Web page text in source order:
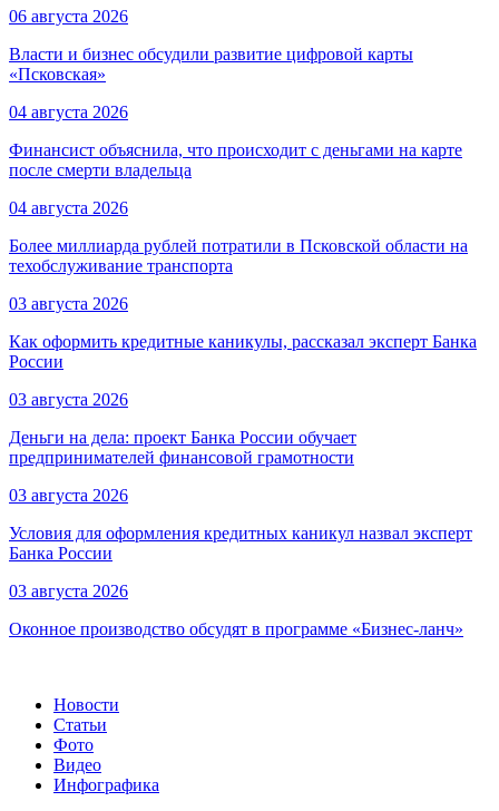
06 августа 2026
Власти и бизнес обсудили развитие цифровой карты
«Псковская»
04 августа 2026
Финансист объяснила, что происходит с деньгами на карте
после смерти владельца
04 августа 2026
Более миллиарда рублей потратили в Псковской области на
техобслуживание транспорта
03 августа 2026
Как оформить кредитные каникулы, рассказал эксперт Банка
России
03 августа 2026
Деньги на дела: проект Банка России обучает
предпринимателей финансовой грамотности
03 августа 2026
Условия для оформления кредитных каникул назвал эксперт
Банка России
03 августа 2026
Оконное производство обсудят в программе «Бизнес-ланч»
Новости
Статьи
Фото
Видео
Инфографика